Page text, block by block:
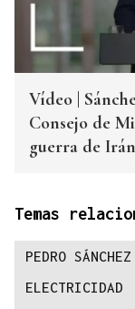
Vídeo |
Consejo de
guerra de Irán
Temas
PEDRO SÁNCHEZ
ELECTRICIDAD